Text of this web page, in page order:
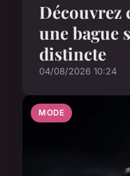
Découvrez
une bague
distincte
04/08/2026 10:24
MODE